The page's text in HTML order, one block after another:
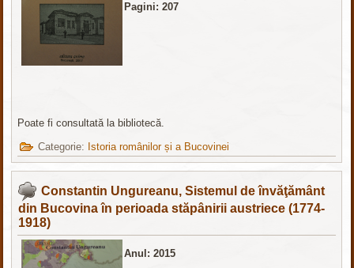
Pagini: 207
Poate fi consultată la bibliotecă.
Categorie: Istoria românilor și a Bucovinei
Constantin Ungureanu, Sistemul de învăţământ
din Bucovina în perioada stăpânirii austriece (1774-
1918)
Anul: 2015